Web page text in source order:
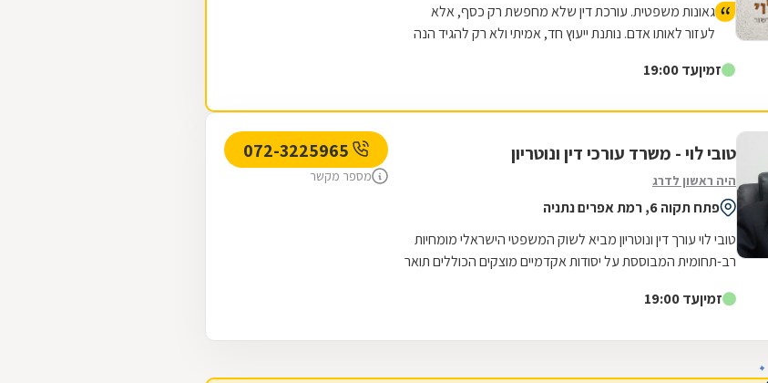
גאונות משפטית. עורכת דין שלא מחפשת רק כסף, אלא
לעזור לאותו אדם. נותנת ייעוץ חד, אמיתי ולא רק להגיד הנה
הלוי ! ממליצה בחום ! אין כמוה :)
זמיןעד 19:00
טובי לוי - משרד עורכי דין ונוטריון
היה ראשון לדרג
פתח תקוה 6, רמת אפרים נתניה
טובי לוי עורך דין ונוטריון מביא לשוק המשפטי הישראלי מומחיות
רב-תחומית המבוססת על יסודות אקדמיים מוצקים הכוללים תואר
זמיןעד 19:00
מספר מקשר